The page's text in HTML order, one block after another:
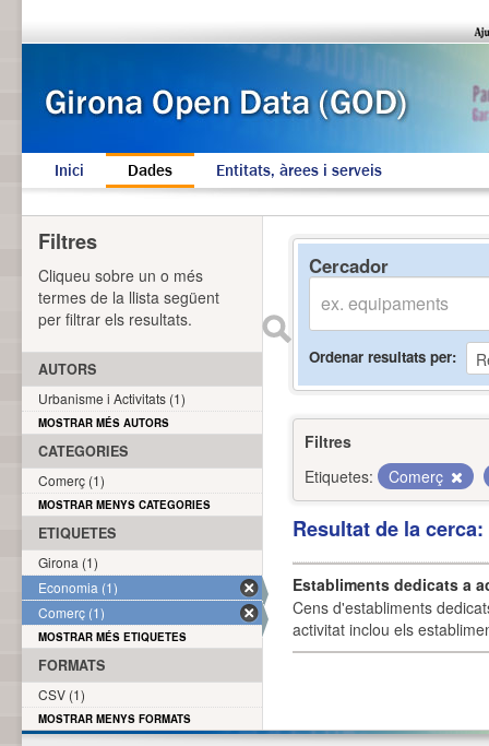
Inici Dades Entitats, àrees i serveis
Cercador
Ordenar resultats per
Filtres
Etiquetes:
Comerç
Resultat de la
Establiments dedicats a
Cens d'establiments
activitat inclou els
Filtres
Cliqueu sobre un o més
termes de la llista següent
per filtrar els resultats.
AUTORS
Urbanisme i Activitats (1)
MOSTRAR MÉS AUTORS
CATEGORIES
Comerç (1)
MOSTRAR MENYS CATEGORIES
ETIQUETES
Girona (1)
Economia (1)
Comerç (1)
MOSTRAR MÉS ETIQUETES
FORMATS
CSV (1)
MOSTRAR MENYS FORMATS